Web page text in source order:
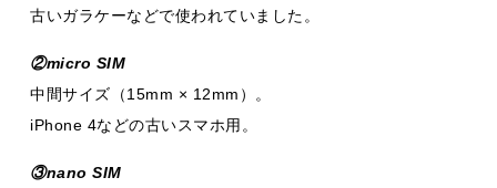
古いガラケーなどで使われていました。
②micro SIM
中間サイズ（15mm × 12mm）。
iPhone 4などの古いスマホ用。
③nano SIM